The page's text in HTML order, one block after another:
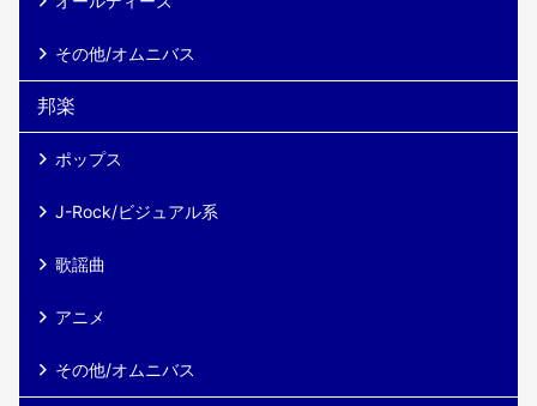
その他/オムニバス
邦楽
ポップス
J-Rock/ビジュアル系
歌謡曲
アニメ
その他/オムニバス